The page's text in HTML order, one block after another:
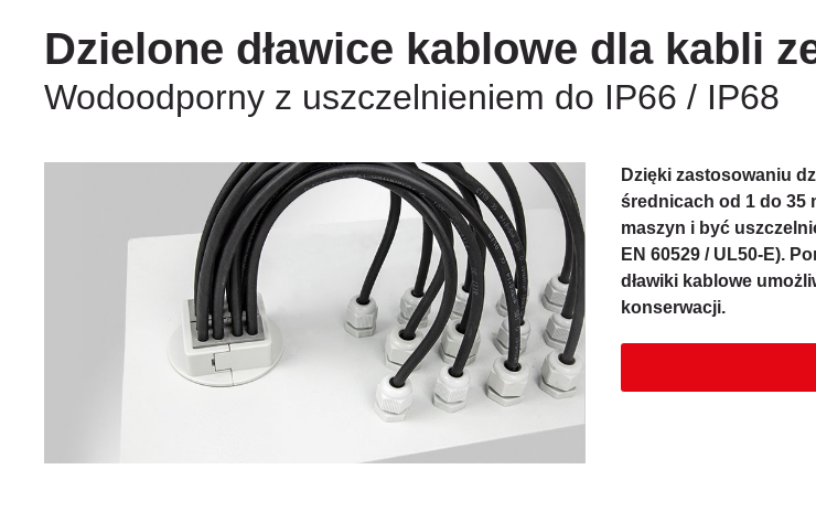
Dzielone dławice kablowe dla kabli
Wodoodporny z uszczelnieniem do IP66 / IP68
Dzięki zastosowaniu
średnicach od 1 do 35
maszyn i być
EN 60529 / UL50-E).
dławiki kablowe
konserwacji.